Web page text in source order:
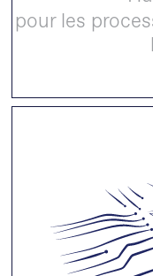
pour les